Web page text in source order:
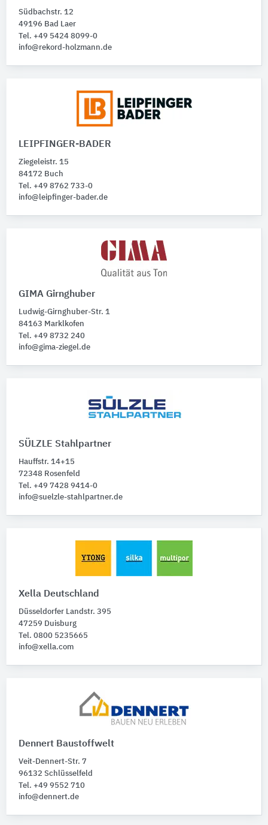
Südbachstr. 12
49196 Bad Laer
Tel. +49 5424 8099-0
info@rekord-holzmann.de
LEIPFINGER-BADER
Ziegeleistr. 15
84172 Buch
Tel. +49 8762 733-0
info@leipfinger-bader.de
GIMA Girnghuber
Ludwig-Girnghuber-Str. 1
84163 Marklkofen
Tel. +49 8732 240
info@gima-ziegel.de
SÜLZLE Stahlpartner
Hauffstr. 14+15
72348 Rosenfeld
Tel. +49 7428 9414-0
info@suelzle-stahlpartner.de
Xella Deutschland
Düsseldorfer Landstr. 395
47259 Duisburg
Tel. 0800 5235665
info@xella.com
Dennert Baustoffwelt
Veit-Dennert-Str. 7
96132 Schlüsselfeld
Tel. +49 9552 710
info@dennert.de